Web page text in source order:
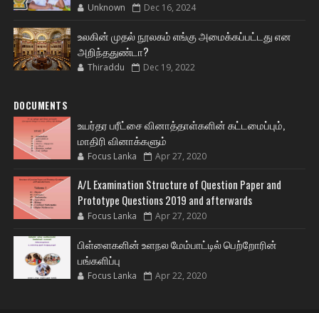
Unknown Dec 16, 2024
உலகின் முதல் நூலகம் எங்கு அமைக்கப்பட்டது என
அறிந்ததுண்டா?
Thiraddu Dec 19, 2022
DOCUMENTS
உயர்தர பரீட்சை வினாத்தாள்களின் கட்டமைப்பும்,
மாதிரி வினாக்களும்
Focus Lanka Apr 27, 2020
A/L Examination Structure of Question Paper and
Prototype Questions 2019 and afterwards
Focus Lanka Apr 27, 2020
பிள்ளைகளின் உளநல மேம்பாட்டில் பெற்றோரின்
பங்களிப்பு
Focus Lanka Apr 22, 2020